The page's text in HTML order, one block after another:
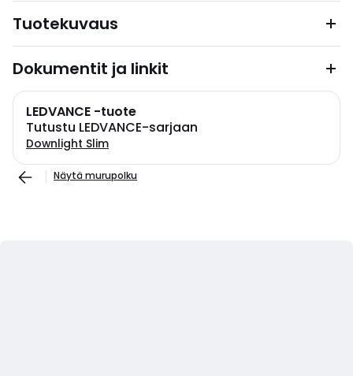
Tuotekuvaus
Dokumentit ja linkit
LEDVANCE -tuote
Tutustu LEDVANCE-sarjaan
Downlight Slim
Näytä murupolku